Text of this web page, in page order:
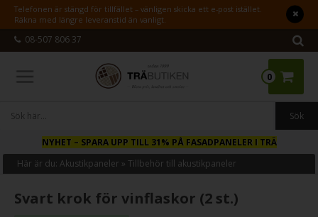
Telefonen är stängd för tillfället – vänligen skicka ett e-post istället.
Räkna med längre leveranstid än vanligt.
08-507 806 37
0
NYHET– SPARA UPP TILL 31% PÅ FASADPANELER I TRÄ
Här är du:Akustikpaneler »Tillbehör till akustikpaneler
Svart krok för vinflaskor (2 st.)